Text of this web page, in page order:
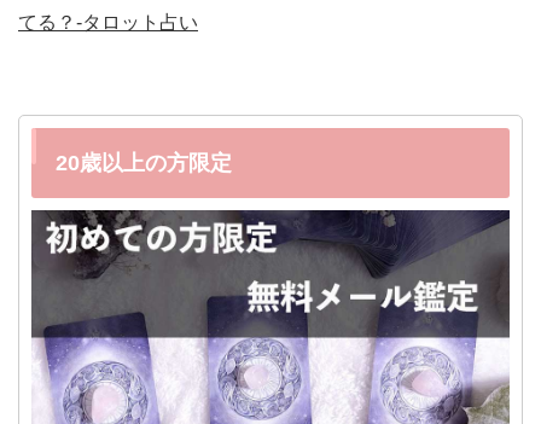
てる？-タロット占い
20歳以上の方限定